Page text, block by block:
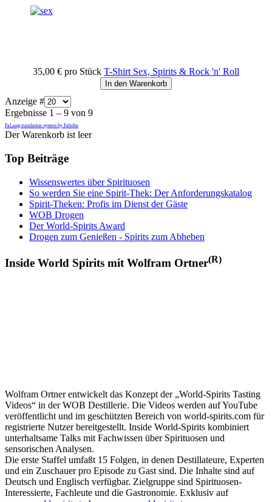
35,00 € pro Stück T-Shirt Sex, Spirits & Rock 'n' Roll
In den Warenkorb
Anzeige #
Ergebnisse 1 – 9 von 9
FaLang translation system by Faboba
Der Warenkorb ist leer
Top Beiträge
Wissenswertes über Spirituosen
So werden Sie eine Spirit-Thek: Der Anforderungskatalog
Spirit-Theken: Profis im Dienst der Gäste
WOB Drogen
Der World-Spirits Award
Drogen zum Genießen - Spirits zum Abheben
Inside World Spirits mit Wolfram Ortner(R)
Wolfram Ortner entwickelt das Konzept der „World-Spirits Tasting
Videos“ in der WOB Destillerie. Die Videos werden auf YouTube
veröffentlicht und im geschützten Bereich von world-spirits.com für
registrierte Nutzer bereitgestellt. Inside World-Spirits kombiniert
unterhaltsame Talks mit Fachwissen über Spirituosen und
sensorischen Analysen.
Die erste Staffel umfaßt 15 Folgen, in denen Destillateure, Experten
und ein Zuschauer pro Episode zu Gast sind. Die Inhalte sind auf
Deutsch und Englisch verfügbar. Zielgruppe sind Spirituosen-
Interessierte, Fachleute und die Gastronomie. Exklusiv auf